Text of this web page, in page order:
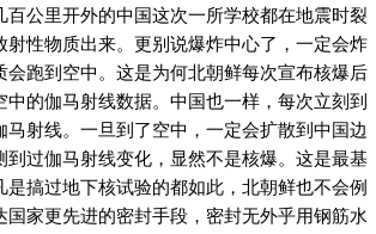
百公里开外的中国这次一所学校都在地震时裂
射性物质出来。更别说爆炸中心了，一定会炸
会跑到空中。这是为何北朝鲜每次宣布核爆后
中的伽马射线数据。中国也一样，每次立刻到
射线。一旦到了空中，一定会扩散到中国边
到过伽马射线变化，显然不是核爆。这是最基
是搞过地下核试验的都如此，北朝鲜也不会例
国家更先进的密封手段，密封无外乎用钢筋水